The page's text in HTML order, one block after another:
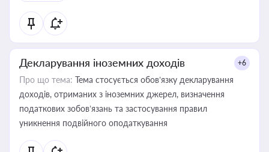
Декларування іноземних доходів +6
Про що тема: Тема стосується обов’язку декларування
доходів, отриманих з іноземних джерел, визначення
податкових зобов’язань та застосування правил
уникнення подвійного оподаткування